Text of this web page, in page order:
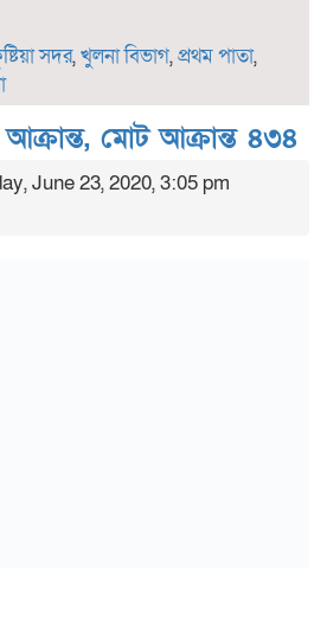
সদর,খুলনা বিভাগ,প্রথম পাতা,
মোট আক্রান্ত ৪৩৪
June 23, 2020, 3:05 pm